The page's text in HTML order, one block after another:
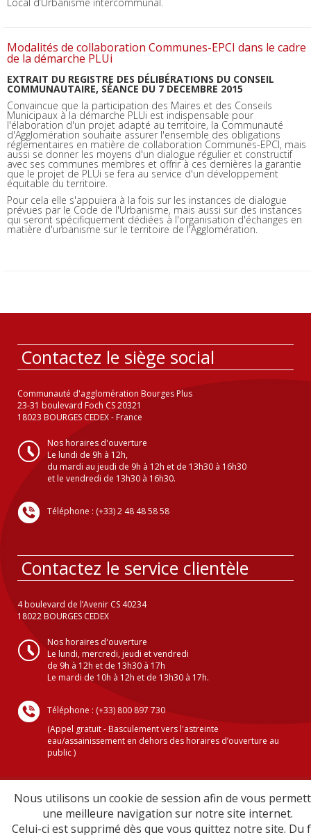
Modalités de collaboration Communes-EPCI dans le cadre
de la démarche PLUi
EXTRAIT DU REGISTRE DES DÉLIBÉRATIONS DU CONSEIL
COMMUNAUTAIRE, SÉANCE DU 7 DECEMBRE 2015
Convaincue que la participation des Maires et des Conseils
Municipaux à la démarche PLUi est indispensable pour
l'élaboration d'un projet adapté au territoire, la Communauté
d'Agglomération souhaite assurer l'ensemble des obligations
réglementaires en matière de collaboration Communes-EPCI, mais
aussi se donner les moyens d'un dialogue régulier et constructif
avec ses communes membres et offrir à ces dernières la garantie
que le projet de PLUi se fera au service d'un développement
équitable du territoire.
Pour cela elle s'appuiera à la fois sur les instances de dialogue
prévues par le Code de l'Urbanisme, mais aussi sur des instances
qui seront spécifiquement dédiées à l'organisation d'échanges en
matière d'urbanisme sur le territoire de l'Agglomération.
Contactez le siège social
Communauté d'agglomération Bourges Plus
23-31 boulevard Foch CS 20321
18023 BOURGES CEDEX - France
Nos horaires d'ouverture
Le lundi de 9h à 12h,
du mardi au jeudi de 9h à 12h et de 13h30 à 16h30
et le vendredi de 13h30 à 16h30.
Téléphone : (+33) 2 48 48 58 58
Contactez le service clientèle
4 boulevard de l’Avenir CS 40234
18022 BOURGES CEDEX
Nos horaires d'ouverture
Le lundi, mercredi, jeudi et vendredi
de 9h à 12h et de 13h30 à 17h
Le mardi de 10h à 12h et de 13h30 à 17h.
Téléphone : (+33) 800 897 730
(Appel gratuit - Basculement vers l'astreinte
eau/assainissement en dehors des horaires d’ouverture au
public )
Crédits
Mentions légales
Nous utilisons un cookie de session afin de vous
une meilleure navigation sur notre site internet.
Celui-ci est supprimé dès que vous quittez notre site. Du